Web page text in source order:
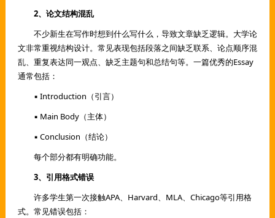
2、论文结构混乱
不少新生在写作时想到什么写什么，导致文章缺乏逻辑。大学论
文非常重视结构设计。常见表现包括段落之间缺乏联系、论点顺序混
乱、重复表达同一观点、缺乏主题句和总结句等。一篇优秀的Essay
通常包括：
▪ Introduction（引言）
▪ Main Body（主体）
▪ Conclusion（结论）
每个部分都有明确功能。
3、引用格式错误
许多学生第一次接触APA、Harvard、MLA、Chicago等引用格
式。常见错误包括：